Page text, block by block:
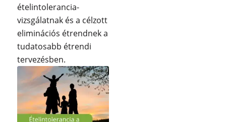
ételintolerancia-
vizsgálatnak és a célzott
eliminációs étrendnek a
tudatosabb étrendi
tervezésben.